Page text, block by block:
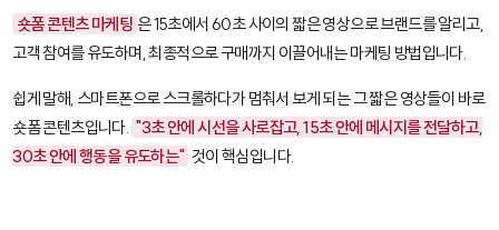
숏폼 콘텐츠 마케팅 은 15초에서 60초 사이의 짧은 영상으로 브랜드를 알리고,
고객 참여를 유도하며, 최종적으로 구매까지 이끌어내는 마케팅 방법입니다.
쉽게 말해, 스마트폰으로 스크롤하다가 멈춰서 보게 되는 그 짧은 영상들이 바로
숏폼 콘텐츠입니다. "3초 안에 시선을 사로잡고, 15초 안에 메시지를 전달하고,
30초 안에 행동을 유도하는" 것이 핵심입니다.